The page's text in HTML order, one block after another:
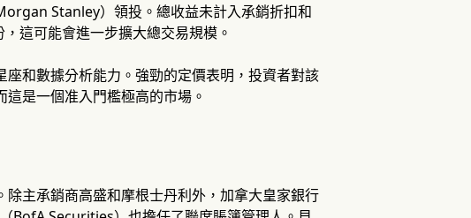
Stanley）領投。總收益未計入承銷折扣和
這可能會進一步擴大總交易規模。
和數據分析能力。強勁的定價表明，投資者對該
是一個准入門檻極高的市場。
主承銷商高盛和摩根士丹利外，加拿大皇家銀行